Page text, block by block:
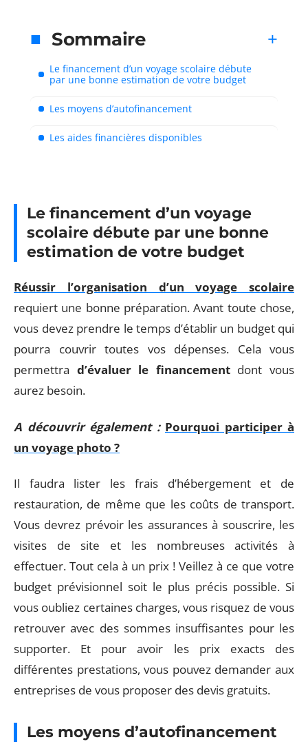
Sommaire
Le financement d’un voyage scolaire débute
par une bonne estimation de votre budget
Les moyens d’autofinancement
Les aides financières disponibles
Le financement d’un voyage
scolaire débute par une bonne
estimation de votre budget
Réussir l’organisation d’un voyage scolaire
requiert une bonne préparation. Avant toute chose,
vous devez prendre le temps d’établir un budget qui
pourra couvrir toutes vos dépenses. Cela vous
permettra d’évaluer le financementdont vous
aurez besoin.
A découvrir également : Pourquoi participer à
un voyage photo ?
Il faudra lister les frais d’hébergement et de
restauration, de même que les coûts de transport.
Vous devrez prévoir les assurances à souscrire, les
visites de site et les nombreuses activités à
effectuer. Tout cela à un prix ! Veillez à ce que votre
budget prévisionnel soit le plus précis possible. Si
vous oubliez certaines charges, vous risquez de vous
retrouver avec des sommes insuffisantes pour les
supporter. Et pour avoir les prix exacts des
différentes prestations, vous pouvez demander aux
entreprises de vous proposer des devis gratuits.
Les moyens d’autofinancement